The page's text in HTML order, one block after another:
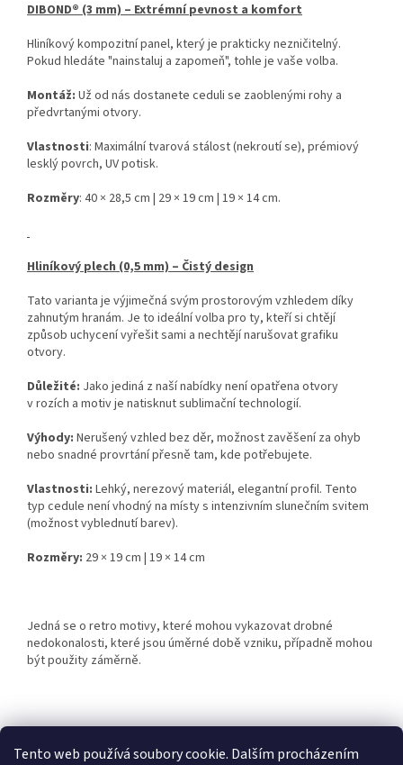
Tento web používá soubory cookie. Dalším procházením
DIBOND® (3 mm) – Extrémní pevnost a komfort
Hliníkový kompozitní panel, který je prakticky nezničitelný.
Pokud hledáte "nainstaluj a zapomeň", tohle je vaše volba.
Montáž: Už od nás dostanete ceduli se zaoblenými rohy a
předvrtanými otvory.
Vlastnosti: Maximální tvarová stálost (nekroutí se), prémiový
lesklý povrch, UV potisk.
Rozměry: 40 × 28,5 cm | 29 × 19 cm | 19 × 14 cm.
Hliníkový plech (0,5 mm) – Čistý design
Tato varianta je výjimečná svým prostorovým vzhledem díky
zahnutým hranám. Je to ideální volba pro ty, kteří si chtějí
způsob uchycení vyřešit sami a nechtějí narušovat grafiku
otvory.
Důležité: Jako jediná z naší nabídky není opatřena otvory
v rozích a motiv je natisknut sublimační technologií.
Výhody: Nerušený vzhled bez děr, možnost zavěšení za ohyb
nebo snadné provrtání přesně tam, kde potřebujete.
Vlastnosti: Lehký, nerezový materiál, elegantní profil. Tento
typ cedule není vhodný na místy s intenzivním slunečním svitem
(možnost vyblednutí barev).
Rozměry: 29 × 19 cm | 19 × 14 cm
Jedná se o retro motivy, které mohou vykazovat drobné
nedokonalosti, které jsou úměrné době vzniku, případně mohou
být použity záměrně.
Z
Retro-Darky.cz Krowki.cz